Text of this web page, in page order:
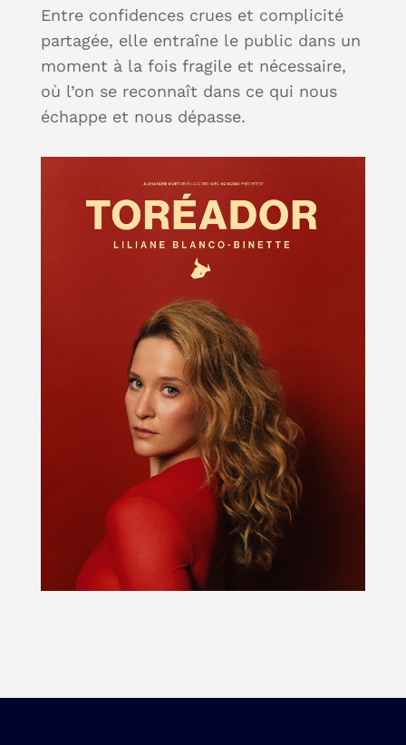
Entre confidences crues et complicité
partagée, elle entraîne le public dans un
moment à la fois fragile et nécessaire,
où l’on se reconnaît dans ce qui nous
échappe et nous dépasse.